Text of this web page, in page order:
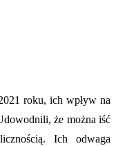
roku, ich wpływ na
że można iść
Ich odwaga